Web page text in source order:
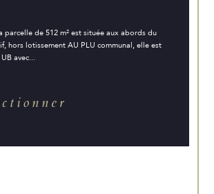
parcelle de 512 m² est située aux abords du
hors lotissement AU PLU communal, elle est
avec...